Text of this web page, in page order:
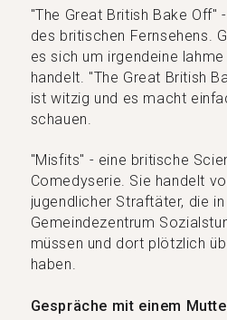
"The Great British Bake Off"
des britischen Fernsehens.
es sich um irgendeine
handelt. "The Great British
ist witzig und es macht
schauen.
"Misfits" - eine britische
Comedyserie. Sie handelt
jugendlicher Straftäter, die
Gemeindezentrum
müssen und dort plötzlich
haben.
Gespräche mit einem